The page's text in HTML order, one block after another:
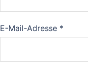
E-Mail-Adresse *